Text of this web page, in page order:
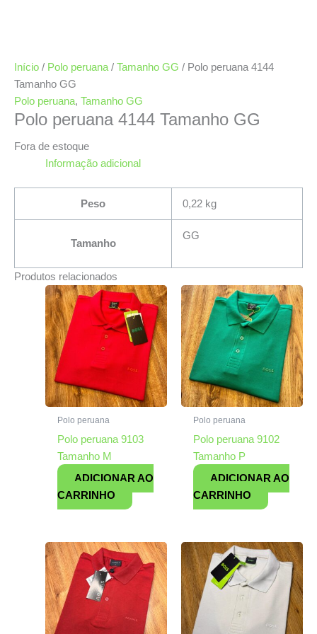
Início / Polo peruana / Tamanho GG / Polo peruana 4144
Tamanho GG
Polo peruana, Tamanho GG
Polo peruana 4144 Tamanho GG
Fora de estoque
Informação adicional
Peso 0,22 kg
Tamanho
GG
Produtos relacionados
Polo peruana
Polo peruana 9103
Tamanho M
ADICIONAR AO
CARRINHO
Polo peruana
Polo peruana 9102
Tamanho P
ADICIONAR AO
CARRINHO